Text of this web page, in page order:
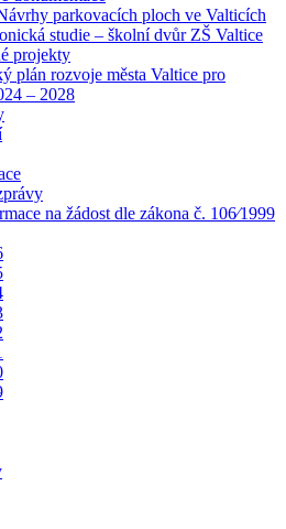
parkovacích ploch ve Valticích
studie – školní dvůr ZŠ Valtice
projekty
plán rozvoje města Valtice pro
– 2028
na žádost dle zákona č. 106⁄1999